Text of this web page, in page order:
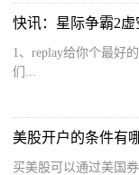
快讯：星际争霸2虚
1、replay给你个最好
们...
美股开户的条件有
买美股可以通过美国